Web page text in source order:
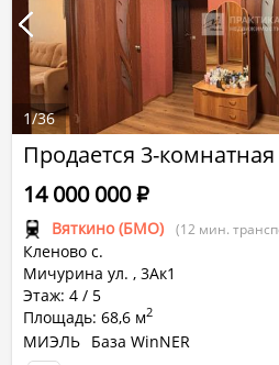
Продается 3-
Вяткино (БМО) (12 мин.
Кленово с.
Мичурина ул. , 3Ак1
Этаж: 4 / 5
Площадь: 68,6 м2
14 000 000Р
МИЭЛЬ База WinNER
1/36